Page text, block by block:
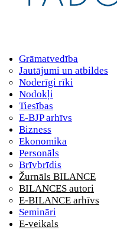
Grāmatvedība
Jautājumi un atbildes
Noderīgi rīki
Nodokļi
Tiesības
E-BJP arhīvs
Bizness
Ekonomika
Personāls
Brīvbrīdis
Žurnāls BILANCE
BILANCES autori
E-BILANCE arhīvs
Semināri
E-veikals